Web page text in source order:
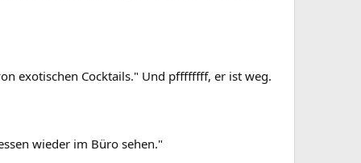
exotischen Cocktails." Und pffffffff, er ist weg.
wieder im Büro sehen."